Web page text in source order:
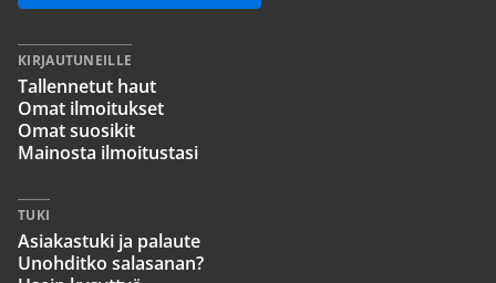
KIRJAUTUNEILLE
Tallennetut haut
Omat ilmoitukset
Omat suosikit
Mainosta ilmoitustasi
TUKI
Asiakastuki ja palaute
Unohditko salasanan?